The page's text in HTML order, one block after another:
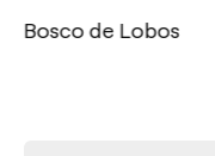
Bosco de Lobos